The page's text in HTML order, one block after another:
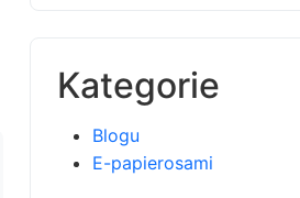
Kategorie
Blogu
E-papierosami